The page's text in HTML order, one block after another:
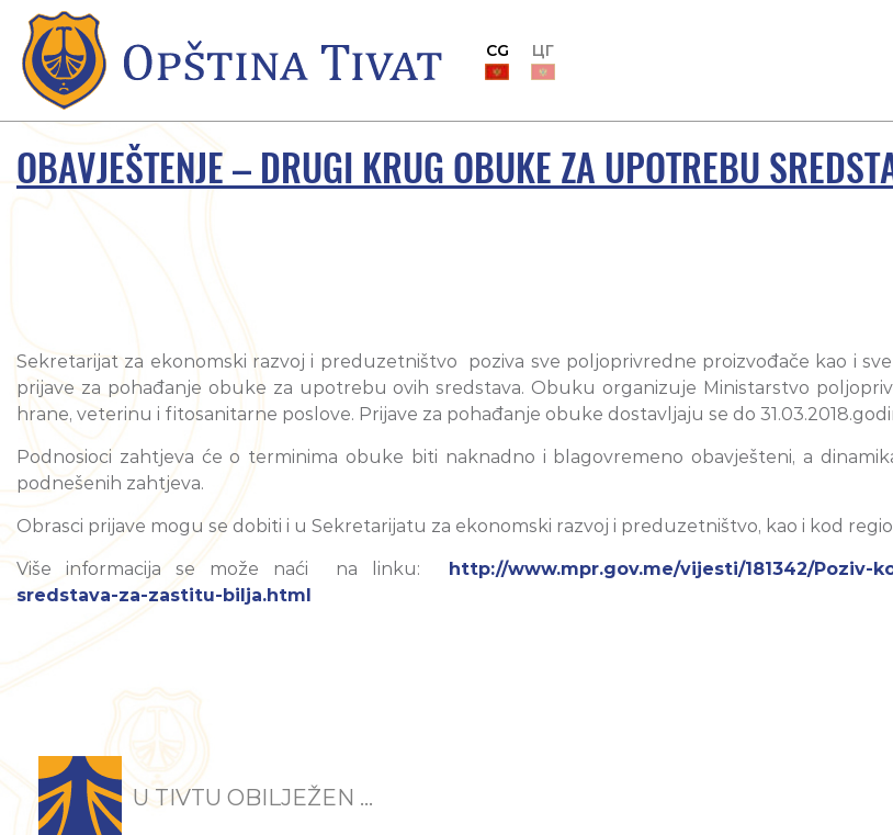
CG ЦГ
OBAVJEŠTENJE – DRUGI KRUG OBUKE ZA UPOTREBU
Sekretarijat za ekonomski razvoj i preduzetništvo poziva sve poljoprivredne proizvođače kao i
prijave za pohađanje obuke za upotrebu ovih sredstava. Obuku organizuje Ministarstvo
hrane, veterinu i fitosanitarne poslove. Prijave za pohađanje obuke dostavljaju se do
Podnosioci zahtjeva će o terminima obuke biti naknadno i blagovremeno obavješteni, a
podnešenih zahtjeva.
Obrasci prijave mogu se dobiti i u Sekretarijatu za ekonomski razvoj i preduzetništvo, kao i kod
Više informacija se može naći na linku: http://www.mpr.gov.me/vijesti/181342/
sredstava-za-zastitu-bilja.html
U TIVTU OBILJEŽEN ...